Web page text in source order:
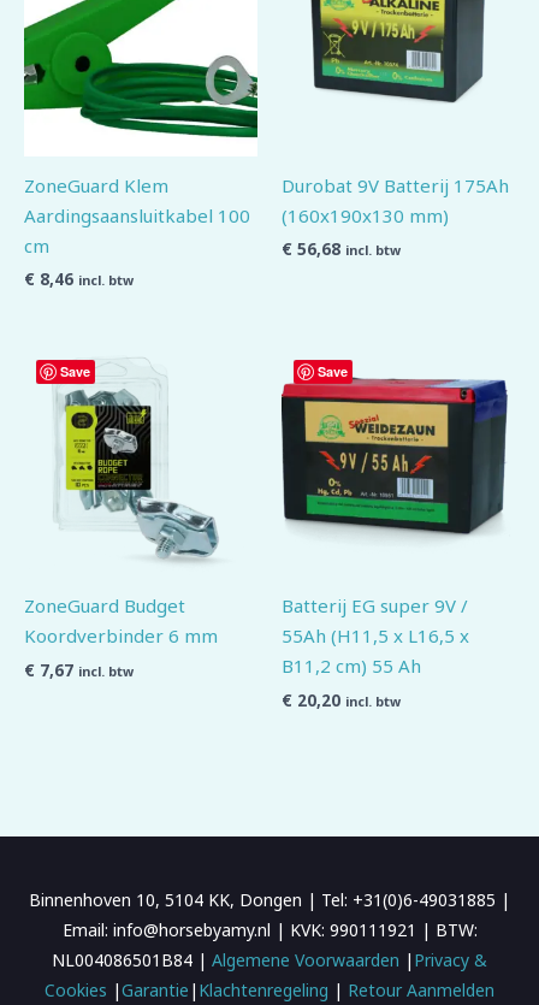
ZoneGuard Klem
Aardingsaansluitkabel 100
cm
€ 8,46 incl. btw
Durobat 9V Batterij 175Ah
(160x190x130 mm)
€ 56,68 incl. btw
Save
ZoneGuard Budget
Koordverbinder 6 mm
€ 7,67 incl. btw
Save
Batterij EG super 9V /
55Ah (H11,5 x L16,5 x
B11,2 cm) 55 Ah
€ 20,20 incl. btw
Binnenhoven 10, 5104 KK, Dongen | Tel: +31(0)6-49031885 |
Email: info@horsebyamy.nl | KVK: 990111921 | BTW:
NL004086501B84 | Algemene Voorwaarden | Privacy &
Cookies |Garantie | Klachtenregeling | Retour Aanmelden